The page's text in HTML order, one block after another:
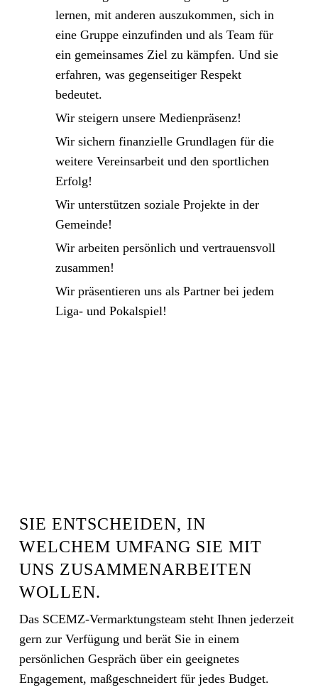
lernen, mit anderen auszukommen, sich in
eine Gruppe einzufinden und als Team für
ein gemeinsames Ziel zu kämpfen. Und sie
erfahren, was gegenseitiger Respekt
bedeutet.
Wir steigern unsere Medienpräsenz!
Wir sichern finanzielle Grundlagen für die
weitere Vereinsarbeit und den sportlichen
Erfolg!
Wir unterstützen soziale Projekte in der
Gemeinde!
Wir arbeiten persönlich und vertrauensvoll
zusammen!
Wir präsentieren uns als Partner bei jedem
Liga- und Pokalspiel!
SIE ENTSCHEIDEN, IN
WELCHEM UMFANG SIE MIT
UNS ZUSAMMENARBEITEN
WOLLEN.
Das SCEMZ-Vermarktungsteam steht Ihnen jederzeit
gern zur Verfügung und berät Sie in einem
persönlichen Gespräch über ein geeignetes
Engagement, maßgeschneidert für jedes Budget.